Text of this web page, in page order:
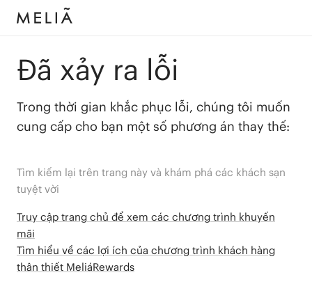
Đã xảy ra lỗi
Trong thời gian khắc phục lỗi, chúng tôi muốn
cung cấp cho bạn một số phương án thay thế:
Tìm kiếm lại trên trang này và khám phá các khách sạn
tuyệt vời
Truy cập trang chủ để xem các chương trình khuyến
mãi
Tìm hiểu về các lợi ích của chương trình khách hàng
thân thiết MeliáRewards